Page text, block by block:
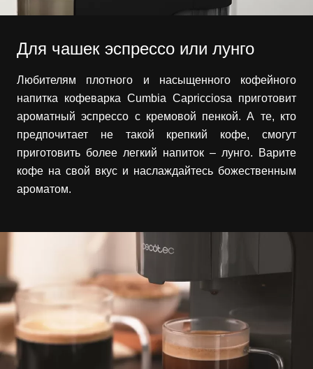
Для чашек эспрессо или лунго
Любителям плотного и насыщенного кофейного
напитка кофеварка Cumbia Capricciosa приготовит
ароматный эспрессо с кремовой пенкой. А те, кто
предпочитает не такой крепкий кофе, смогут
приготовить более легкий напиток – лунго. Варите
кофе на свой вкус и наслаждайтесь божественным
ароматом.